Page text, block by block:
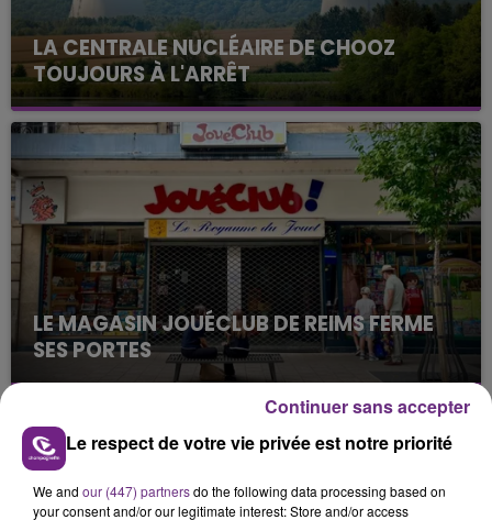
LA CENTRALE NUCLÉAIRE DE CHOOZ
TOUJOURS À L'ARRÊT
Cela fait déjà une semaine que la centrale
nucléaire ardennaise est à l'arrêt. Une situation
justifiée par la sécheresse intense qui est toujours
présente.
LE MAGASIN JOUÉCLUB DE REIMS FERME
SES PORTES
C'était l'une des institutions du centre-ville
rémois. Le magasin JouéClub est contraint de
fermer ses portes.
TITRES DIFFUSÉS
14h20
14h20 14h17
14h17
Le respect de votre vie privée est notre priorité
We and our (447) partnersdo the following data processing based on
your consent and/or our legitimate interest: Store and/or access
Continuer sans accepter